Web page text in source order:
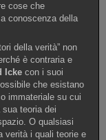
cose che
conoscenza della
della verità” non
è contraria e
Icke con i suoi
che esistano
immateriale su cui
teoria dei
O qualsiasi
verità i quali teorie e